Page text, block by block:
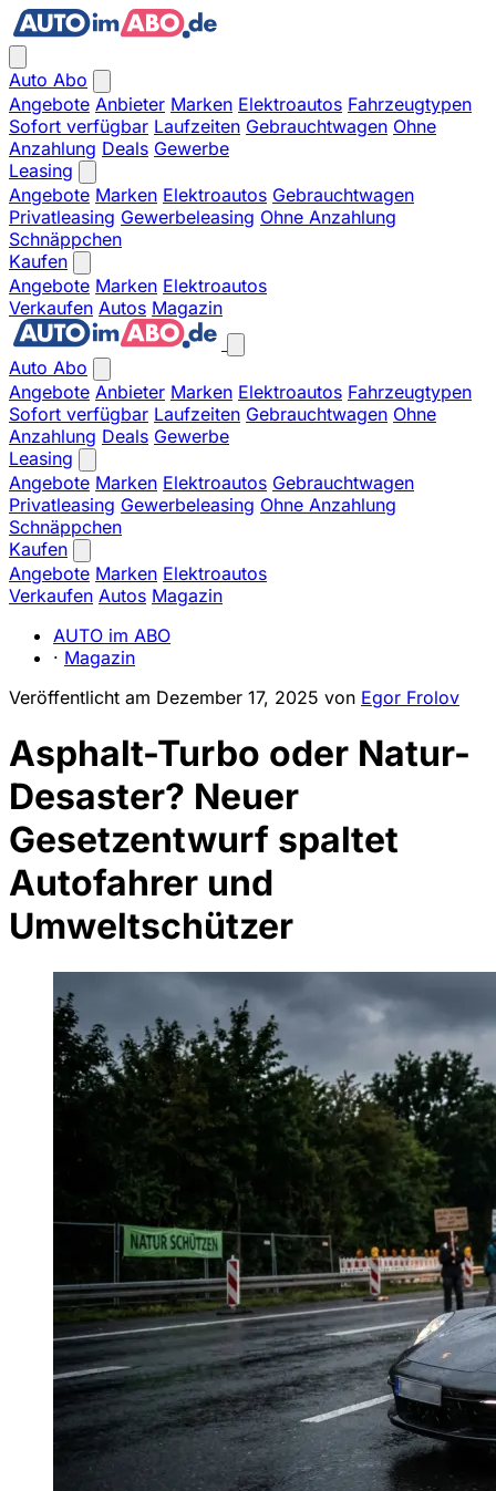
Auto Abo
Angebote Anbieter Marken Elektroautos Fahrzeugtypen
Sofort verfügbar Laufzeiten Gebrauchtwagen Ohne
Anzahlung Deals Gewerbe
Leasing
Angebote Marken Elektroautos Gebrauchtwagen
Privatleasing Gewerbeleasing Ohne Anzahlung
Schnäppchen
Kaufen
Angebote Marken Elektroautos
Verkaufen Autos Magazin
Auto Abo
Angebote Anbieter Marken Elektroautos Fahrzeugtypen
Sofort verfügbar Laufzeiten Gebrauchtwagen Ohne
Anzahlung Deals Gewerbe
Leasing
Angebote Marken Elektroautos Gebrauchtwagen
Privatleasing Gewerbeleasing Ohne Anzahlung
Schnäppchen
Kaufen
Angebote Marken Elektroautos
Verkaufen Autos Magazin
AUTO im ABO
· Magazin
Veröffentlicht am Dezember 17, 2025 von Egor Frolov
Asphalt-Turbo oder Natur-
Desaster? Neuer
Gesetzentwurf spaltet
Autofahrer und
Umweltschützer